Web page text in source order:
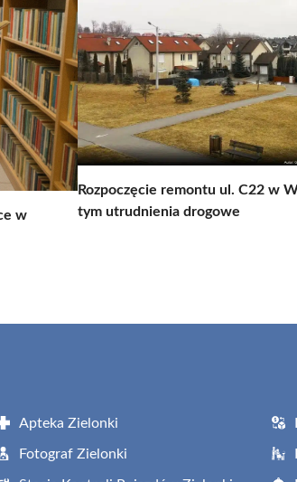
w
Rozpoczęcie remontu ul. C22 w
tym utrudnienia drogowe
Apteka Zielonki
Fotograf Zielonki